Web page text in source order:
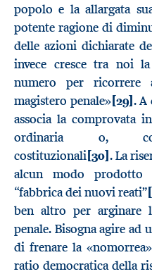
popolo e la allargata
potente ragione di
delle azioni dichiarate
invece cresce tra noi
numero per ricorrere
magistero penale»[29]. A
associa la comprovata
ordinaria o,
costituzionali[30]. La
alcun modo prodotto
“fabbrica dei nuovi reati”
ben altro per arginare
penale. Bisogna agire ad
di frenare la «nomorrea»
ratio democratica della